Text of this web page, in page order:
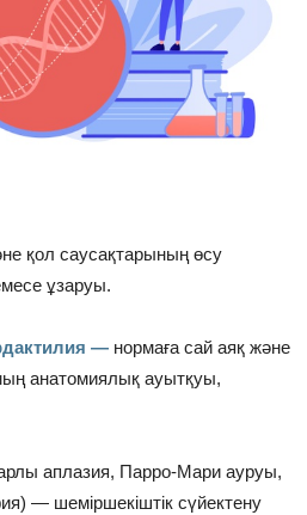
қол саусақтарының өсу
ұзаруы.
— нормаға сай аяқ және
анатомиялық ауытқуы,
аплазия, Парро-Мари ауруы,
— шеміршекіштік сүйектену